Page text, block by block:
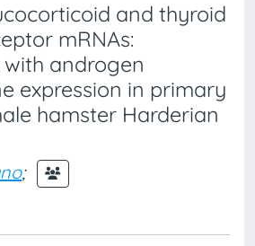
and thyroid
mRNAs:
androgen
expression in primary
hamster Harderian
;